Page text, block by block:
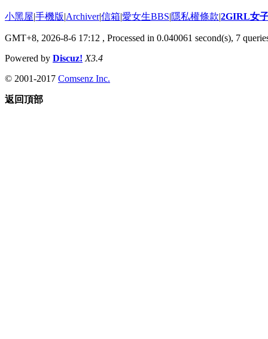
小黑屋|手機版|Archiver|信箱|愛女生BBS|隱私權條款|2GIRL女
GMT+8, 2026-8-6 17:12 , Processed in 0.040061 second(s), 7
Powered by Discuz! X3.4
© 2001-2017 Comsenz Inc.
返回頂部